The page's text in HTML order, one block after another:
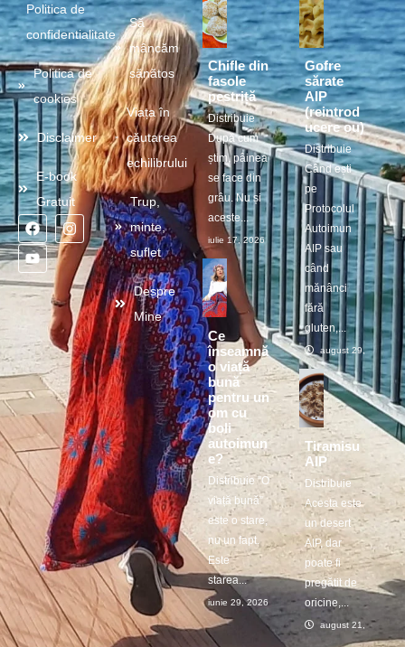
Politica de
confidentialitate
Politica de
cookies
Disclaimer
E-book
Gratuit
Să
mâncăm
sănătos
Viața în
căutarea
echilibrului
Trup,
minte,
suflet
Despre
Mine
Chifle din
fasole
pestriță
Distribuie
După cum
știm, pâinea
se face din
grâu. Nu și
aceste...
iulie 17, 2026
Ce
înseamnă
o viață
bună
pentru un
om cu
boli
autoimun
e?
Distribuie ”O
viață bună”
este o stare,
nu un fapt.
Este
starea...
iunie 29, 2026
Gofre
sărate
AIP
(reintrod
ucere ou)
Distribuie
Când ești
pe
Protocolul
Autoimun
AIP sau
când
mănânci
fără
gluten,...
august 29, 2025
Tiramisu
AIP
Distribuie
Acesta este
un desert
AIP, dar
poate fi
pregătit de
oricine,...
august 21, 2025